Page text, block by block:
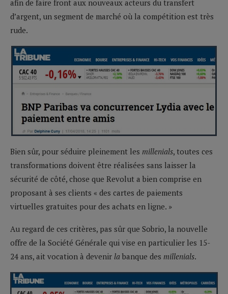
afin de faire front aux nouveaux acteurs du transfert
d’argent, un segment de marché où la compétition est très
rude.
Bien sûr, pour séduire pleinement les millenials, toutes ces
transformations doivent être réalisées sans laisser la
sécurité de côté, chose que Revolut a bien comprise en
proposant à ses clients « des cartes de paiements
virtuelles gratuites pour des achats en ligne. »
Au regard de ces critères, pas sûr que Sobrio, la nouvelle
offre de la Société Générale qui vise en particulier les 15-
24 ans, ait vocation à devenir la banque des millenials.